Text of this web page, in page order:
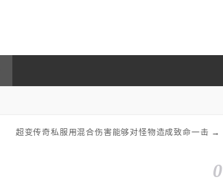
超变传奇私服用混合伤害能够对怪物造成致命一击 →
0